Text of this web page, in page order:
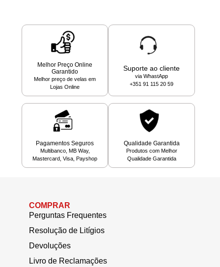
Melhor Preço Online
Garantido
Melhor preço de velas em
Lojas Online
Suporte ao cliente
via WhastApp
+351 91 115 20 59
Pagamentos Seguros
Multibanco, MB Way,
Mastercard, Visa, Payshop
Qualidade Garantida
Produtos com Melhor
Qualidade Garantida
COMPRAR
Perguntas Frequentes
Resolução de Litígios
Devoluções
Livro de Reclamações